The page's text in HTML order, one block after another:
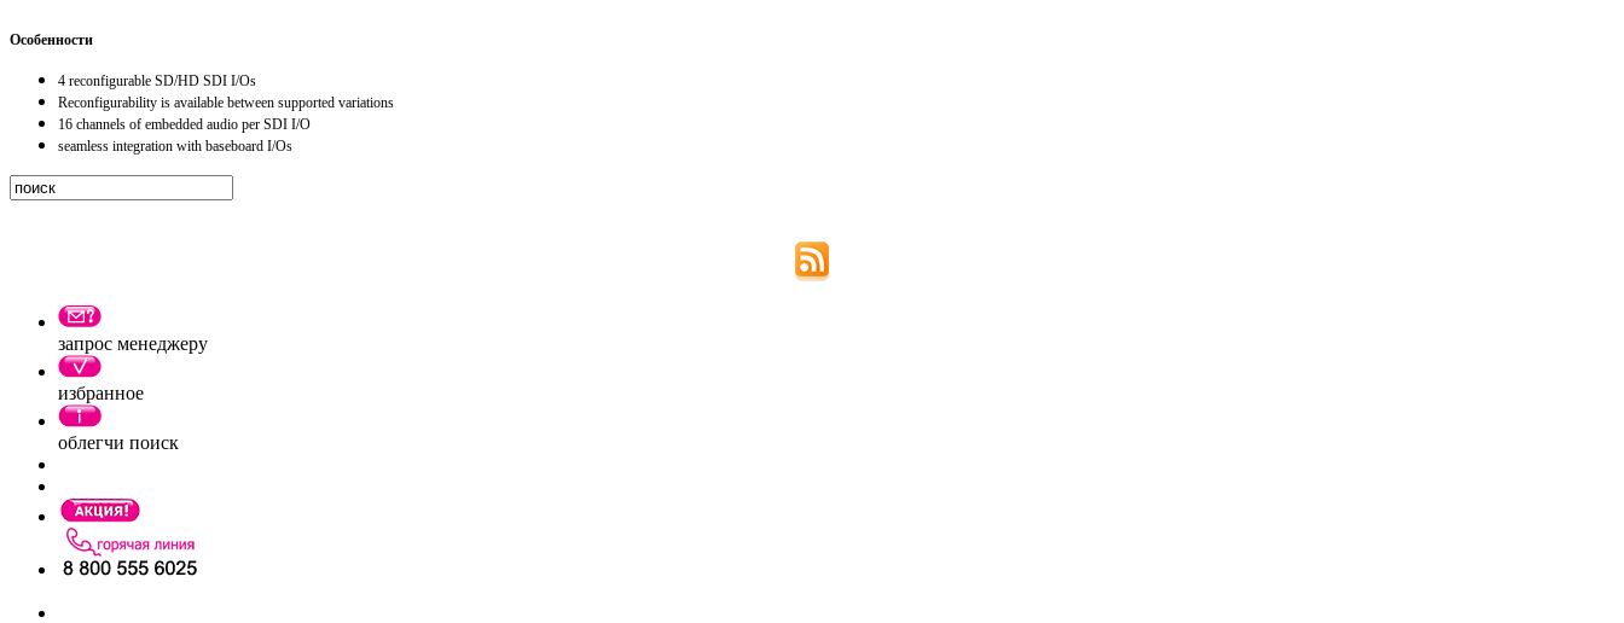
Особенности
4 reconfigurable SD/HD SDI I/Os
Reconfigurability is available between supported variations
16 channels of embedded audio per SDI I/O
seamless integration with baseboard I/Os
запрос менеджеру
избранное
облегчи поиск